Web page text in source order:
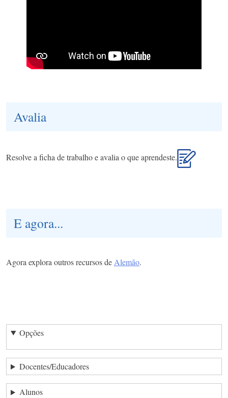
Avalia
Resolve a ficha de trabalho e avalia o que aprendeste.
E agora...
Agora explora outros recursos de Alemão.
Opções
Docentes/Educadores
Alunos